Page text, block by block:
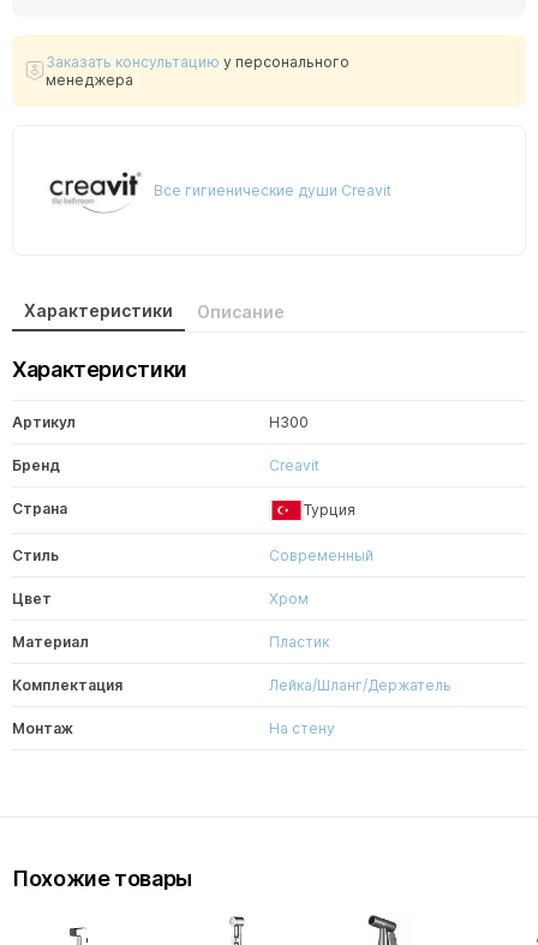
Заказать консультацию у персонального
менеджера
Все гигиенические души Creavit
Характеристики Описание
Характеристики
Артикул H300
Бренд Creavit
Страна Турция
Стиль Современный
Цвет Хром
Материал Пластик
Комплектация Лейка/Шланг/Держатель
Монтаж На стену
Похожие товары